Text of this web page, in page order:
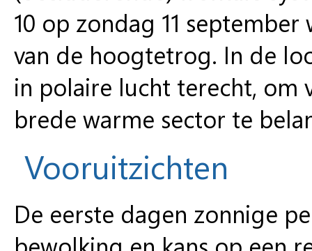
10 op zondag 11
van de hoogtetrog. In de
in polaire lucht terecht, om
brede warme sector te
Vooruitzichten
De eerste dagen zonnige